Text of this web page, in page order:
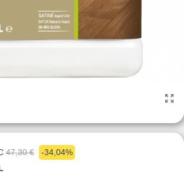
47,30 €
-34,04%